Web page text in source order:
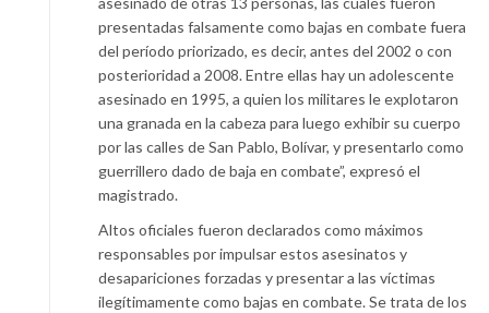
presentadas falsamente como bajas en combate fuera
del período priorizado, es decir, antes del 2002 o con
posterioridad a 2008. Entre ellas hay un adolescente
asesinado en 1995, a quien los militares le explotaron
una granada en la cabeza para luego exhibir su cuerpo
por las calles de San Pablo, Bolívar, y presentarlo como
guerrillero dado de baja en combate”, expresó el
magistrado.
Altos oficiales fueron declarados como máximos
responsables por impulsar estos asesinatos y
desapariciones forzadas y presentar a las víctimas
ilegítimamente como bajas en combate. Se trata de los